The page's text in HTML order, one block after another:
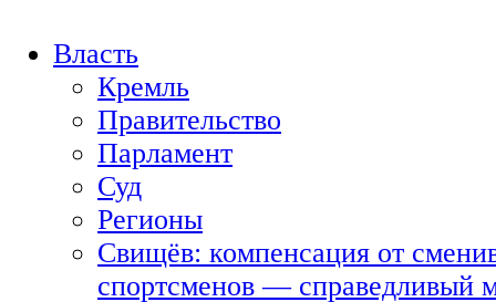
Власть
Кремль
Правительство
Парламент
Суд
Регионы
Свищёв: компенсация от
спортсменов — справедливый